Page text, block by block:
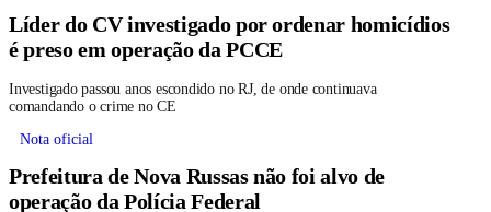
Líder do CV investigado por ordenar homicídios
é preso em operação da PCCE
Investigado passou anos escondido no RJ, de onde continuava
comandando o crime no CE
Nota oficial
Prefeitura de Nova Russas não foi alvo de
operação da Polícia Federal